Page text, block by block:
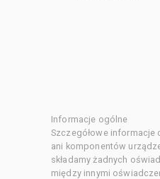
Informacje ogólne
Szczegółowe informacje
ani komponentów
składamy żadnych
między innymi